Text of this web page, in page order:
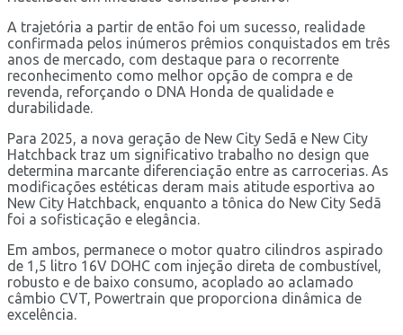
A trajetória a partir de então foi um sucesso, realidade
confirmada pelos inúmeros prêmios conquistados em três
anos de mercado, com destaque para o recorrente
reconhecimento como melhor opção de compra e de
revenda, reforçando o DNA Honda de qualidade e
durabilidade.
Para 2025, a nova geração de New City Sedã e New City
Hatchback traz um significativo trabalho no design que
determina marcante diferenciação entre as carrocerias. As
modificações estéticas deram mais atitude esportiva ao
New City Hatchback, enquanto a tônica do New City Sedã
foi a sofisticação e elegância.
Em ambos, permanece o motor quatro cilindros aspirado
de 1,5 litro 16V DOHC com injeção direta de combustível,
robusto e de baixo consumo, acoplado ao aclamado
câmbio CVT, Powertrain que proporciona dinâmica de
excelência.